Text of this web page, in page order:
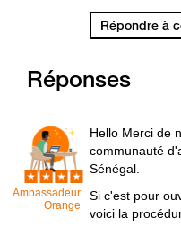
Répondre à
Réponses
Ambassadeur
Orange
Hello Merci de
communauté
Sénégal.
Si c'est pour
voici la